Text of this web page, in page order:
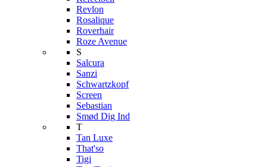
Revlon
Rosalique
Roverhair
Roze Avenue
S
Salcura
Sanzi
Schwartzkopf
Screen
Sebastian
Smød Dig Ind
T
Tan Luxe
That'so
Tigi